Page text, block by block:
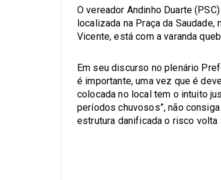
O vereador Andinho Duarte
localizada na Praça da
Vicente, está com a varanda
Em seu discurso no plenário
é importante, uma vez que é
colocada no local tem o intuito
períodos chuvosos”, não
estrutura danificada o risco volta